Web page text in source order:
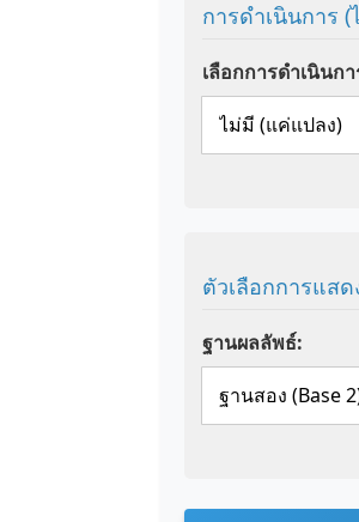
การดำเนินการ (
เลือกการดำเนินก
ตัวเลือกการแสด
ฐานผลลัพธ์: